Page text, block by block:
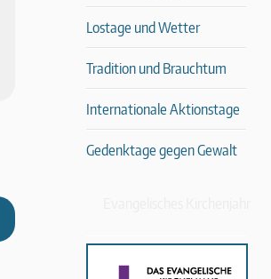
Lostage und Wetter
Tradition und Brauchtum
Internationale Aktionstage
Gedenktage gegen Gewalt